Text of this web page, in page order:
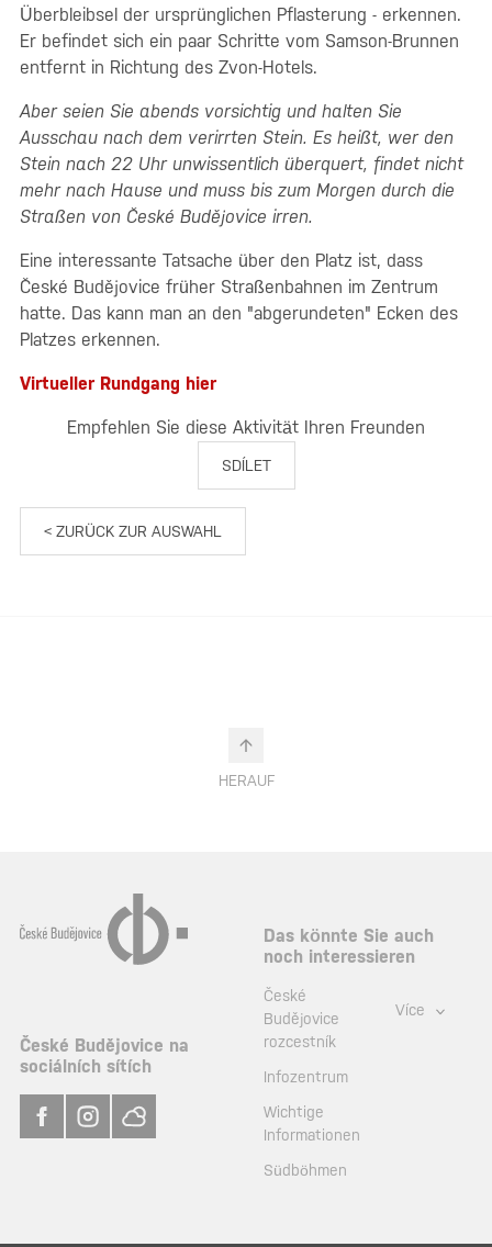
Überbleibsel der ursprünglichen Pflasterung - erkennen.
Er befindet sich ein paar Schritte vom Samson-Brunnen
entfernt in Richtung des Zvon-Hotels.
Aber seien Sie abends vorsichtig und halten Sie
Ausschau nach dem verirrten Stein. Es heißt, wer den
Stein nach 22 Uhr unwissentlich überquert, findet nicht
mehr nach Hause und muss bis zum Morgen durch die
Straßen von České Budějovice irren.
Eine interessante Tatsache über den Platz ist, dass
České Budějovice früher Straßenbahnen im Zentrum
hatte. Das kann man an den "abgerundeten" Ecken des
Platzes erkennen.
Virtueller Rundgang hier
Empfehlen Sie diese Aktivität Ihren Freunden
SDÍLET
< ZURÜCK ZUR AUSWAHL
HERAUF
České Budějovice na
sociálních sítích
Das könnte Sie auch
noch interessieren
České
Budějovice
rozcestník
Infozentrum
Wichtige
Informationen
Südböhmen
Více